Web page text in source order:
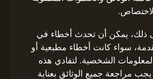
ذلك، يمكن أن تحدث أخطاء في
سواء كانت أخطاء مطبعية أو
الشخصية. لتفادي هذه
مراجعة جميع الوثائق بعناية